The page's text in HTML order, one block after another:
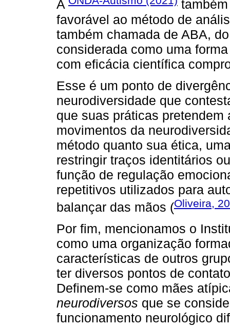
A
favorável ao método de
também chamada de ABA,
considerada como uma
com eficácia científica
Esse é um ponto de
neurodiversidade que
que suas práticas
movimentos da
método quanto sua ética,
restringir traços identitários
função de regulação
repetitivos utilizados para
balançar das mãos (Oliveira,
Por fim, mencionamos o
como uma organização
características de outros
ter diversos pontos de
Definem-se como mães
neurodiversos que se
funcionamento neurológico